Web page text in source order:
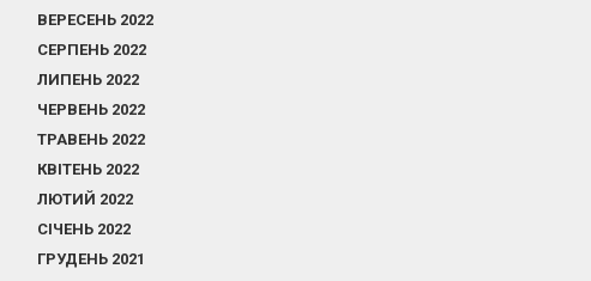
ВЕРЕСЕНЬ 2022
СЕРПЕНЬ 2022
ЛИПЕНЬ 2022
ЧЕРВЕНЬ 2022
ТРАВЕНЬ 2022
КВІТЕНЬ 2022
ЛЮТИЙ 2022
СІЧЕНЬ 2022
ГРУДЕНЬ 2021